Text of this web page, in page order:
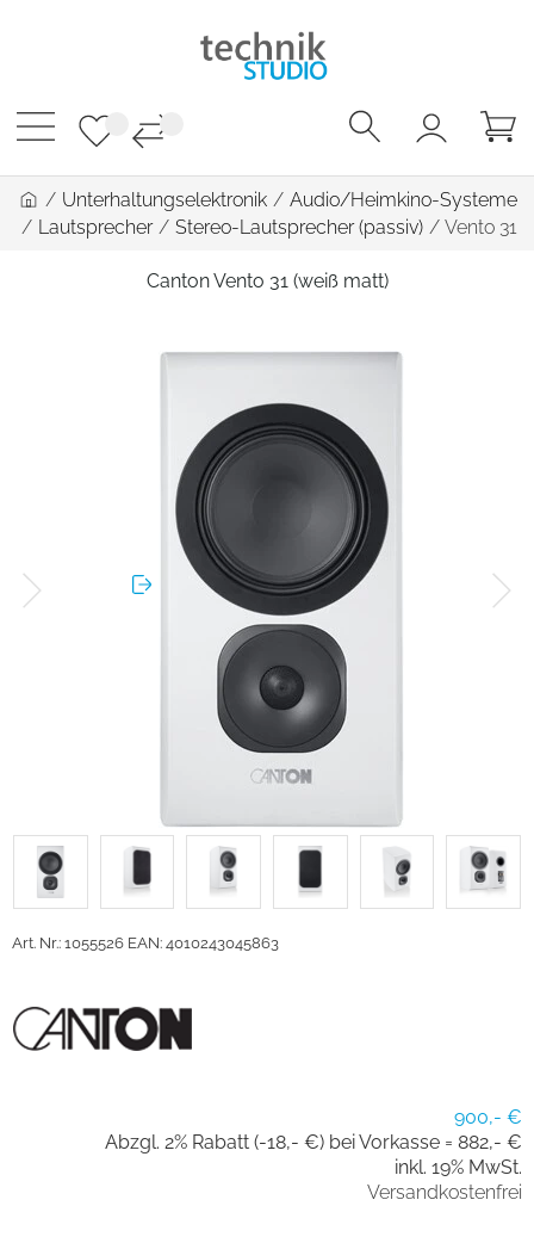
/ Unterhaltungselektronik / Audio/Heimkino-Systeme
/ Lautsprecher / Stereo-Lautsprecher (passiv) / Vento 31
Canton Vento 31 (weiß matt)
Art. Nr.: 1055526 EAN: 4010243045863
900,- €
Abzgl. 2% Rabatt (-18,- €) bei Vorkasse = 882,- €
inkl. 19% MwSt.
Versandkostenfrei